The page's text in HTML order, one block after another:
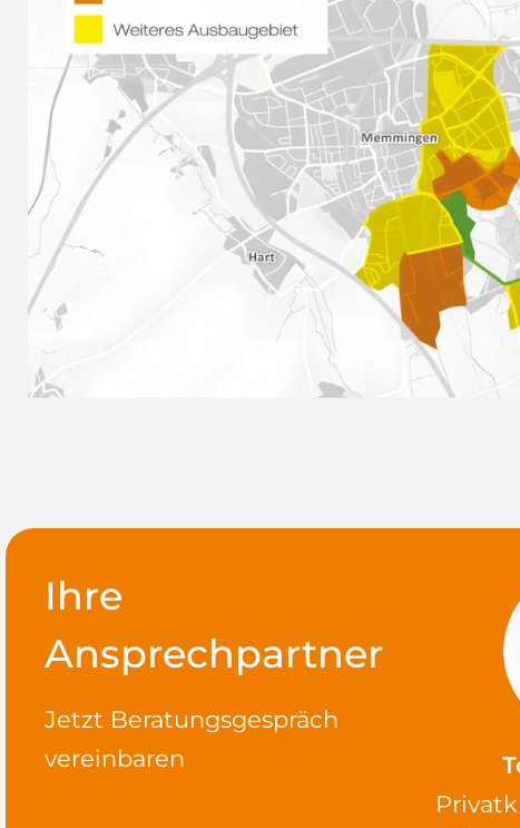
Ihre
Ansprechpartner
Jetzt Beratungsgespräch
vereinbaren